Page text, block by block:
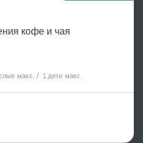
кофе и чая
макс. / 1 дети макс.